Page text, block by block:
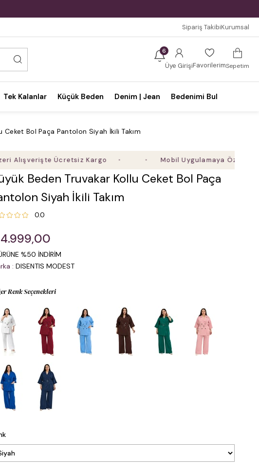
Sipariş TakibiKurumsal
6
Üye GirişiFavorilerimSepetim
Tek Kalanlar Küçük Beden Denim | Jean Bedenimi Bul
Ceket Bol Paça Pantolon Siyah İkili Takım
Ücretsiz Kargo Mobil Uygulamaya Özel Ek %5
Beden Truvakar Kollu Ceket Bol Paça
Siyah İkili Takım
0.0
%50 İNDİRİM
: DISENTIS MODEST
Renk Seçenekleri